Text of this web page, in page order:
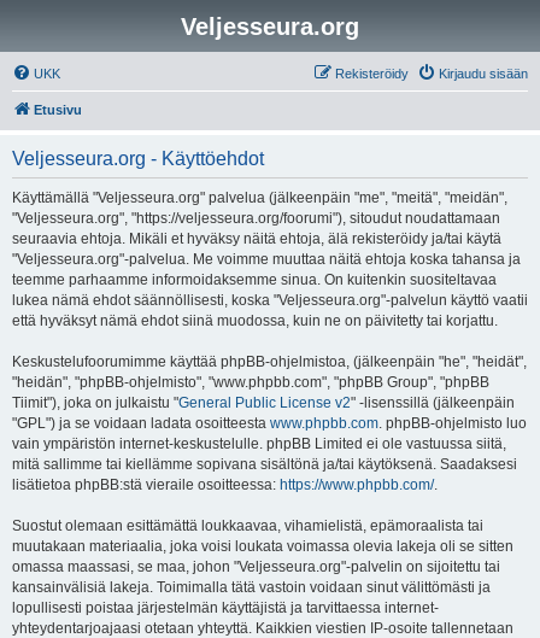
Veljesseura.org
UKK Kirjaudu sisään
Rekisteröidy
Etusivu
Veljesseura.org - Käyttöehdot
Käyttämällä "Veljesseura.org" palvelua (jälkeenpäin "me", "meitä", "meidän",
"Veljesseura.org", "https://veljesseura.org/foorumi"), sitoudut noudattamaan
seuraavia ehtoja. Mikäli et hyväksy näitä ehtoja, älä rekisteröidy ja/tai käytä
"Veljesseura.org"-palvelua. Me voimme muuttaa näitä ehtoja koska tahansa ja
teemme parhaamme informoidaksemme sinua. On kuitenkin suositeltavaa
lukea nämä ehdot säännöllisesti, koska "Veljesseura.org"-palvelun käyttö vaatii
että hyväksyt nämä ehdot siinä muodossa, kuin ne on päivitetty tai korjattu.
Keskustelufoorumimme käyttää phpBB-ohjelmistoa, (jälkeenpäin "he", "heidät",
"heidän", "phpBB-ohjelmisto", "www.phpbb.com", "phpBB Group", "phpBB
Tiimit"), joka on julkaistu "General Public License v2" -lisenssillä (jälkeenpäin
"GPL") ja se voidaan ladata osoitteesta www.phpbb.com. phpBB-ohjelmisto luo
vain ympäristön internet-keskustelulle. phpBB Limited ei ole vastuussa siitä,
mitä sallimme tai kiellämme sopivana sisältönä ja/tai käytöksenä. Saadaksesi
lisätietoa phpBB:stä vieraile osoitteessa: https://www.phpbb.com/.
Suostut olemaan esittämättä loukkaavaa, vihamielistä, epämoraalista tai
muutakaan materiaalia, joka voisi loukata voimassa olevia lakeja oli se sitten
omassa maassasi, se maa, johon "Veljesseura.org"-palvelin on sijoitettu tai
kansainvälisiä lakeja. Toimimalla tätä vastoin voidaan sinut välittömästi ja
lopullisesti poistaa järjestelmän käyttäjistä ja tarvittaessa internet-
yhteydentarjoajaasi otetaan yhteyttä. Kaikkien viestien IP-osoite tallennetaan